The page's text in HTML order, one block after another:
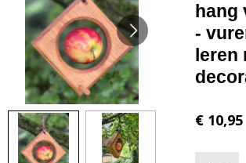
hang
-
leren
€ 10,95